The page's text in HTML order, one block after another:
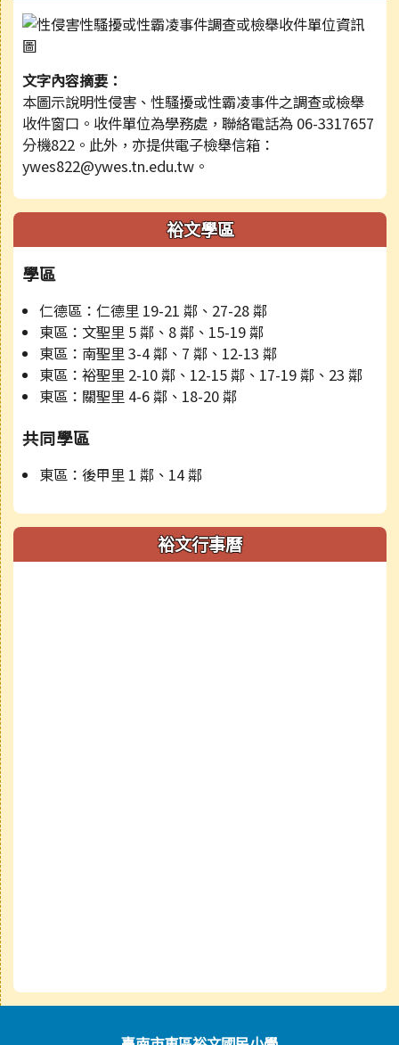
文字內容摘要：
本圖示說明性侵害、性騷擾或性霸凌事件之調查或檢舉
收件窗口。收件單位為學務處，聯絡電話為 06-3317657
分機822。此外，亦提供電子檢舉信箱：
ywes822@ywes.tn.edu.tw。
裕文學區
學區
仁德區：仁德里 19-21 鄰、27-28 鄰
東區：文聖里 5 鄰、8 鄰、15-19 鄰
東區：南聖里 3-4 鄰、7 鄰、12-13 鄰
東區：裕聖里 2-10 鄰、12-15 鄰、17-19 鄰、23 鄰
東區：關聖里 4-6 鄰、18-20 鄰
共同學區
東區：後甲里 1 鄰、14 鄰
裕文行事曆